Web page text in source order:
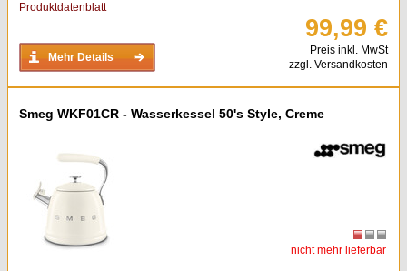
Produktdatenblatt
Mehr Details
99,99 €
Preis inkl. MwSt
zzgl. Versandkosten
Smeg WKF01CR - Wasserkessel 50's Style, Creme
nicht mehr lieferbar